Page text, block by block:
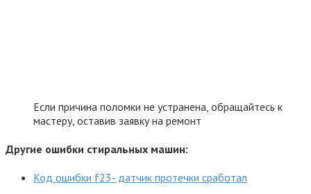
Если причина поломки не устранена, обращайтесь к
мастеру, оставив заявку на ремонт
Другие ошибки стиральных машин:
Код ошибки f23- датчик протечки сработал